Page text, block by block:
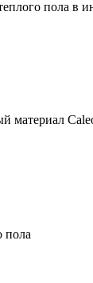
материал
пола